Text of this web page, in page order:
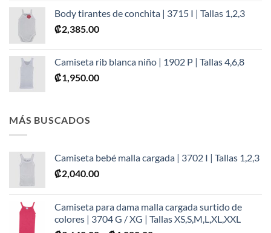
Body tirantes de conchita | 3715 I | Tallas 1,2,3
₡2,385.00
Camiseta rib blanca niño | 1902 P | Tallas 4,6,8
₡1,950.00
MÁS BUSCADOS
Camiseta bebé malla cargada | 3702 I | Tallas 1,2,3
₡2,040.00
Camiseta para dama malla cargada surtido de
colores | 3704 G / XG | Tallas XS,S,M,L,XL,XXL